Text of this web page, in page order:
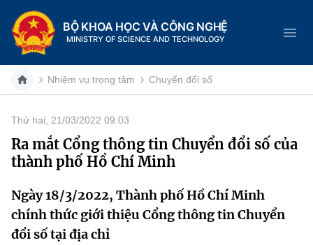
BỘ KHOA HỌC VÀ CÔNG NGHỆ
MINISTRY OF SCIENCE AND TECHNOLOGY
Danh mục
Trang chủ
Giới thiệu
Chức năng nhiệm vụ
Tin tức sự kiện
Nhiệm vụ trọng tâm Chuyển đổi số
Thứ hai, 21/03/2022 09:03
Ra mắt Cổng thông tin Chuyển đổi số của
thành phố Hồ Chí Minh
Ngày 18/3/2022, Thành phố Hồ Chí Minh
chính thức giới thiệu Cổng thông tin Chuyển
đổi số tại địa chỉ